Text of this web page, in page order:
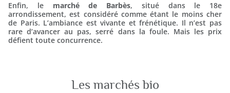
Enfin, le marché de Barbès, situé dans le 18e
arrondissement, est considéré comme étant le moins cher
de Paris. L’ambiance est vivante et frénétique. Il n’est pas
rare d’avancer au pas, serré dans la foule. Mais les prix
défient toute concurrence.
Les marchés bio